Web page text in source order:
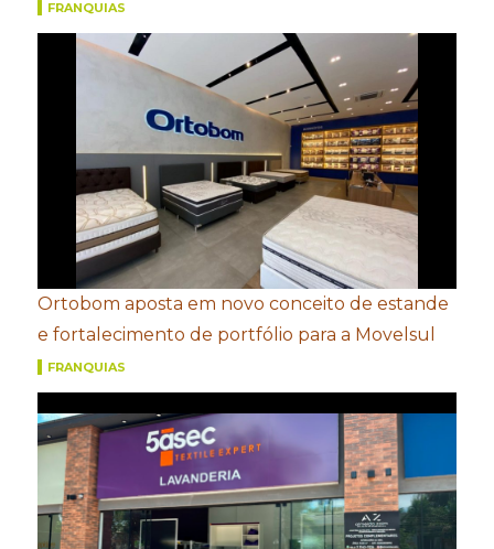
FRANQUIAS
Ortobom aposta em novo conceito de estande
e fortalecimento de portfólio para a Movelsul
FRANQUIAS